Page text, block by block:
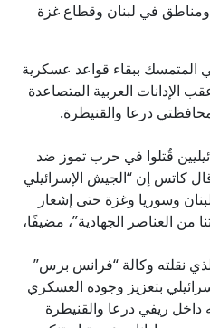
ومناطق في لبنان وقطاع غزة
المتمسك ببقاء قواعد عسكرية
الإدانات العربية المتصاعدة
درعا والقنيطرة.
قُتلوا في حرب تموز ضد
في لبنان عام 2006، قال كاتس إن “الجيش الإسرائيلي
وسوريا وغزة حتى إشعار
من العناصر الجهادية”، مضيفًا،
نقلته وكالة “فرانس برس”
بتعزيز وجوده العسكري
ريفي درعا والقنيطرة